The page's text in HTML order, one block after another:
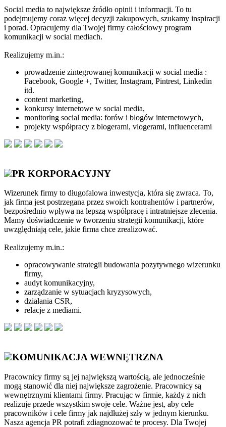
Social media to największe źródło opinii i informacji. To tu
podejmujemy coraz więcej decyzji zakupowych, szukamy inspiracji
i porad. Opracujemy dla Twojej firmy całościowy program
komunikacji w social mediach.
Realizujemy m.in.:
prowadzenie zintegrowanej komunikacji w social media :
Facebook, Google +, Twitter, Instagram, Pintrest, Linkedin
itd.
content marketing,
konkursy internetowe w social media,
monitoring social media: forów i blogów internetowych,
projekty współpracy z blogerami, vlogerami, influencerami
PR KORPORACYJNY
Wizerunek firmy to długofalowa inwestycja, która się zwraca. To,
jak firma jest postrzegana przez swoich kontrahentów i partnerów,
bezpośrednio wpływa na lepszą współpracę i intratniejsze zlecenia.
Mamy doświadczenie w tworzeniu strategii komunikacji, które
uwzględniają cele, jakie firma chce zrealizować.
Realizujemy m.in.:
opracowywanie strategii budowania pozytywnego wizerunku
firmy,
audyt komunikacyjny,
zarządzanie w sytuacjach kryzysowych,
działania CSR,
relacje z mediami.
KOMUNIKACJA WEWNĘTRZNA
Pracownicy firmy są jej największą wartością, ale jednocześnie
mogą stanowić dla niej największe zagrożenie. Pracownicy są
wewnętrznymi klientami firmy. Pracując w firmie, każdy z nich
realizuje przede wszystkim swoje cele. Ważne jest, aby cele
pracowników i cele firmy jak najdłużej szły w jednym kierunku.
Nasza agencja PR potrafi zdiagnozować te procesy. Dla Twojej